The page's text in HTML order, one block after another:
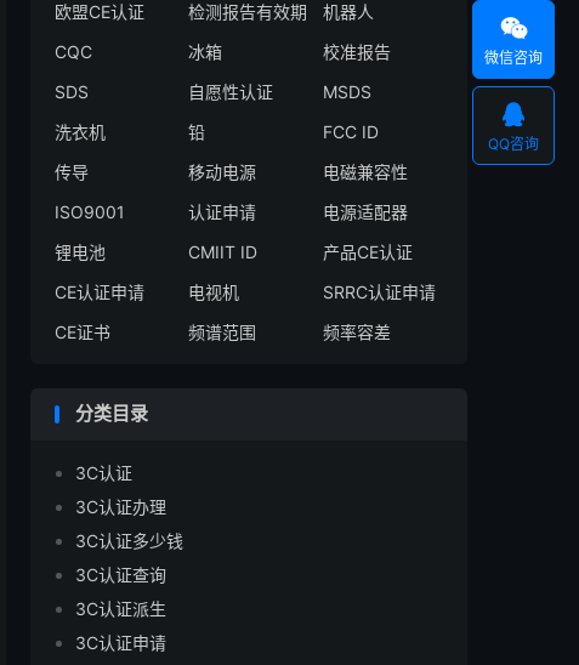
欧盟CE认证
检测报告有效期
机器人
CQC
冰箱
校准报告
SDS
自愿性认证
MSDS
洗衣机
铅
FCC ID
传导
移动电源
电磁兼容性
ISO9001
认证申请
电源适配器
锂电池
CMIIT ID
产品CE认证
CE认证申请
电视机
SRRC认证申请
CE证书
频谱范围 频率容差
分类目录
3C认证
3C认证办理
3C认证多少钱
3C认证查询
3C认证派生
3C认证申请

微信咨询

QQ咨询